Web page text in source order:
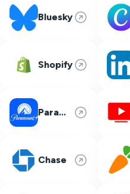
Bluesky
Shopify
Paramount Plus
Chase